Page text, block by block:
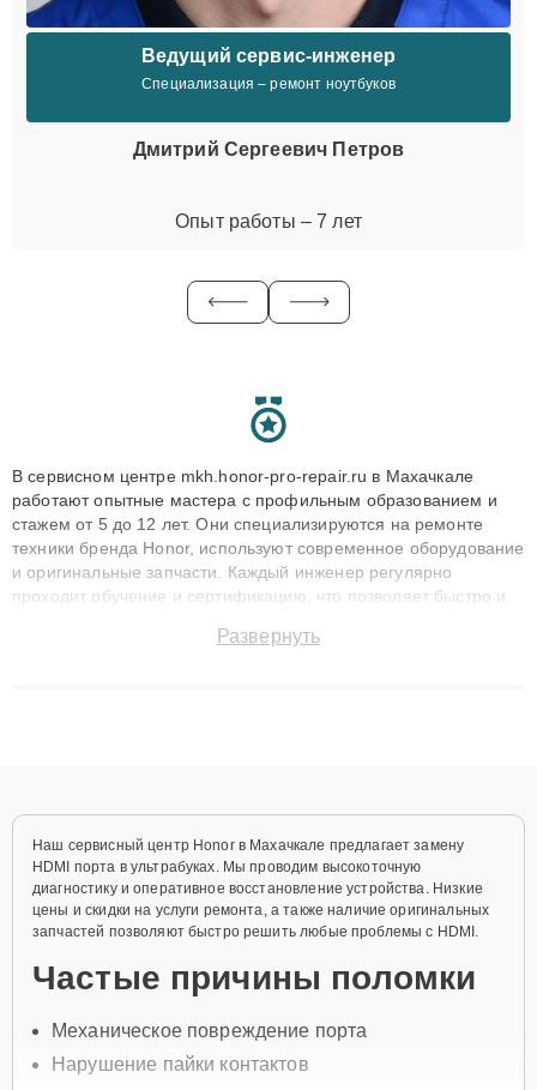
Ведущий сервис-инженер
Специализация – ремонт ноутбуков
Дмитрий Сергеевич Петров
Опыт работы – 7 лет
В сервисном центре mkh.honor-pro-repair.ru в Махачкале
работают опытные мастера с профильным образованием и
стажем от 5 до 12 лет. Они специализируются на ремонте
техники бренда Honor, используют современное оборудование
и оригинальные запчасти. Каждый инженер регулярно
проходит обучение и сертификацию, что позволяет быстро и
сохранением гарантии до 3 лет. Наши мастера решают
Развернуть
Наш сервисный центр Honor в Махачкале предлагает замену
HDMI порта в ультрабуках. Мы проводим высокоточную
диагностику и оперативное восстановление устройства. Низкие
цены и скидки на услуги ремонта, а также наличие оригинальных
запчастей позволяют быстро решить любые проблемы с HDMI.
Частые причины поломки
Механическое повреждение порта
Нарушение пайки контактов